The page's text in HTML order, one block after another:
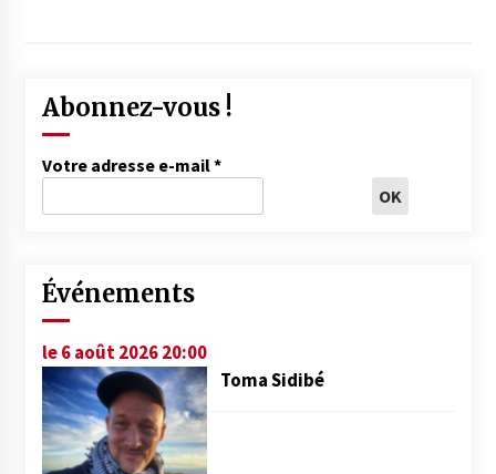
Abonnez-vous !
Votre adresse e-mail*
Événements
le 6 août 2026 20:00
Toma Sidibé